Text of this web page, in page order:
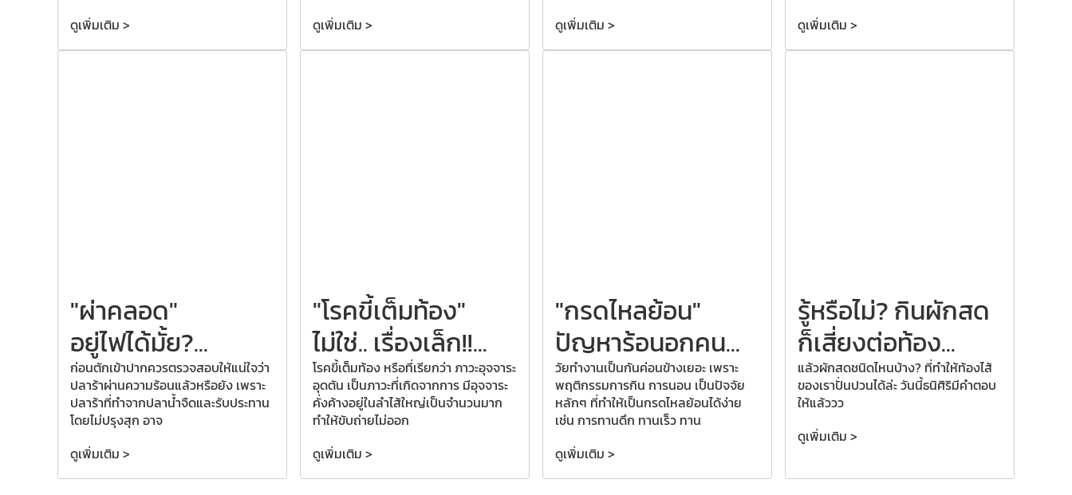
ดูเพิ่มเติม >
ดูเพิ่มเติม >
ดูเพิ่มเติม >
ดูเพิ่มเติม >
"ผ่าคลอด"
อยู่ไฟได้มั้ย?...
ก่อนตักเข้าปากควรตรวจสอบให้แน่ใจว่า
ปลาร้าผ่านความร้อนแล้วหรือยัง เพราะ
ปลาร้าที่ทำจากปลาน้ำจืดและรับประทาน
โดยไม่ปรุงสุก อาจ
ดูเพิ่มเติม >
"โรคขี้เต็มท้อง"
ไม่ใช่.. เรื่องเล็ก!!...
โรคขี้เต็มท้อง หรือที่เรียกว่า ภาวะอุจจาระ
อุดตัน เป็นภาวะที่เกิดจากการ มีอุจจาระ
คั่งค้างอยู่ในลำไส้ใหญ่เป็นจำนวนมาก
ทำให้ขับถ่ายไม่ออก
ดูเพิ่มเติม >
"กรดไหลย้อน"
ปัญหาร้อนอกคน...
วัยทำงานเป็นกันค่อนข้างเยอะ เพราะ
พฤติกรรมการกิน การนอน เป็นปัจจัย
หลักๆ ที่ทำให้เป็นกรดไหลย้อนได้ง่าย
เช่น การทานดึก ทานเร็ว ทาน
ดูเพิ่มเติม >
รู้หรือไม่? กินผักสด
ก็เสี่ยงต่อท้อง...
แล้วผักสดชนิดไหนบ้าง? ที่ทำให้ท้องไส้
ของเราปั่นปวนได้ล่ะ วันนี้ธนิศิริมีคำตอบ
ให้แล้ววว
ดูเพิ่มเติม >